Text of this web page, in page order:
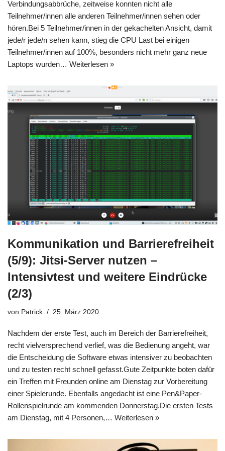
Verbindungsabbrüche, zeitweise konnten nicht alle
Teilnehmer/innen alle anderen Teilnehmer/innen sehen oder
hören.Bei 5 Teilnehmer/innen in der gekachelten Ansicht, damit
jede/r jede/n sehen kann, stieg die CPU Last bei einigen
Teilnehmer/innen auf 100%, besonders nicht mehr ganz neue
Laptops wurden… Weiterlesen »
Kommunikation und Barrierefreiheit
(5/9): Jitsi-Server nutzen –
Intensivtest und weitere Eindrücke
(2/3)
von Patrick 25. März 2020
Nachdem der erste Test, auch im Bereich der Barrierefreiheit,
recht vielversprechend verlief, was die Bedienung angeht, war
die Entscheidung die Software etwas intensiver zu beobachten
und zu testen recht schnell gefasst.Gute Zeitpunkte boten dafür
ein Treffen mit Freunden online am Dienstag zur Vorbereitung
einer Spielerunde. Ebenfalls angedacht ist eine Pen&Paper-
Rollenspielrunde am kommenden Donnerstag.Die ersten Tests
am Dienstag, mit 4 Personen,… Weiterlesen »